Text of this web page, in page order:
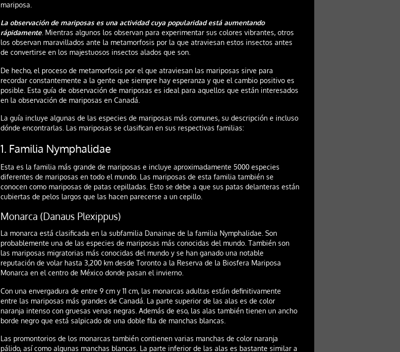
mariposa.
La observación de mariposas es una actividad cuya popularidad está aumentando
rápidamente. Mientras algunos los observan para experimentar sus colores vibrantes, otros
los observan maravillados ante la metamorfosis por la que atraviesan estos insectos antes
de convertirse en los majestuosos insectos alados que son.
De hecho, el proceso de metamorfosis por el que atraviesan las mariposas sirve para
recordar constantemente a la gente que siempre hay esperanza y que el cambio positivo es
posible. Esta guía de observación de mariposas es ideal para aquellos que están interesados
en la observación de mariposas en Canadá.
La guía incluye algunas de las especies de mariposas más comunes, su descripción e incluso
dónde encontrarlas. Las mariposas se clasifican en sus respectivas familias:
1. Familia Nymphalidae
Esta es la familia más grande de mariposas e incluye aproximadamente 5000 especies
diferentes de mariposas en todo el mundo. Las mariposas de esta familia también se
conocen como mariposas de patas cepilladas. Esto se debe a que sus patas delanteras están
cubiertas de pelos largos que las hacen parecerse a un cepillo.
Monarca (Danaus Plexippus)
La monarca está clasificada en la subfamilia Danainae de la familia Nymphalidae. Son
probablemente una de las especies de mariposas más conocidas del mundo. También son
las mariposas migratorias más conocidas del mundo y se han ganado una notable
reputación de volar hasta 3,200 km desde Toronto a la Reserva de la Biosfera Mariposa
Monarca en el centro de México donde pasan el invierno.
Con una envergadura de entre 9 cm y 11 cm, las monarcas adultas están definitivamente
entre las mariposas más grandes de Canadá. La parte superior de las alas es de color
naranja intenso con gruesas venas negras. Además de eso, las alas también tienen un ancho
borde negro que está salpicado de una doble fila de manchas blancas.
Las promontorios de los monarcas también contienen varias manchas de color naranja
pálido, así como algunas manchas blancas. La parte inferior de las alas es bastante similar a